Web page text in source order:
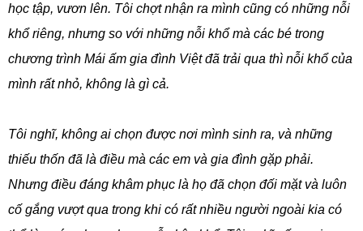
học tập, vươn lên. Tôi chợt nhận ra mình cũng có những nỗi
khổ riêng, nhưng so với những nỗi khổ mà các bé trong
chương trình Mái ấm gia đình Việt đã trải qua thì nỗi khổ của
mình rất nhỏ, không là gì cả.
Tôi nghĩ, không ai chọn được nơi mình sinh ra, và những
thiếu thốn đã là điều mà các em và gia đình gặp phải.
Nhưng điều đáng khâm phục là họ đã chọn đối mặt và luôn
cố gắng vượt qua trong khi có rất nhiều người ngoài kia có